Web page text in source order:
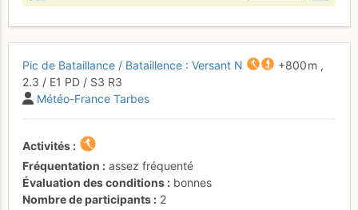
Pic de Bataillance / Bataillence : Versant N +800 m ,
2.3 / E1 PD / S3 R3
Météo-France Tarbes
Activités
Fréquentation
assez fréquenté
Évaluation des conditions
bonnes
Nombre de participants
2